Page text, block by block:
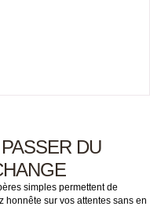
DU
simples permettent de
honnête sur vos attentes sans en